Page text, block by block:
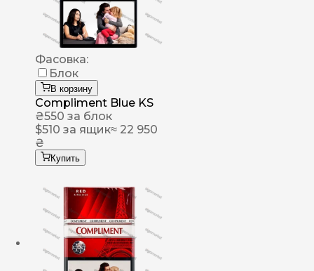
Фасовка:
Блок
В корзину
Compliment Blue KS
₴550 за блок
$510 за ящик≈ 22 950
₴
Купить